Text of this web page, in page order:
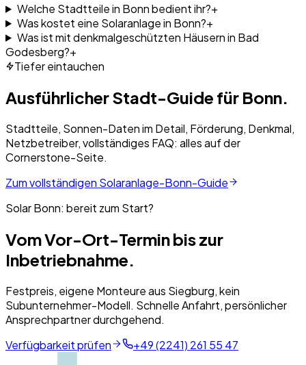
Welche Stadtteile in Bonn bedient ihr?+
Was kostet eine Solaranlage in Bonn?+
Was ist mit denkmalgeschützten Häusern in Bad
Godesberg?+
Tiefer eintauchen
Ausführlicher Stadt-Guide für Bonn.
Stadtteile, Sonnen-Daten im Detail, Förderung, Denkmal,
Netzbetreiber, vollständiges FAQ: alles auf der
Cornerstone-Seite.
Zum vollständigen Solaranlage-Bonn-Guide
SolarBonn: bereit zum Start?
Vom Vor-Ort-Termin bis zur
Inbetriebnahme.
Festpreis, eigene Monteure aus Siegburg, kein
Subunternehmer-Modell. Schnelle Anfahrt, persönlicher
Ansprechpartner durchgehend.
Verfügbarkeit prüfen
+49 (2241) 261 55 47